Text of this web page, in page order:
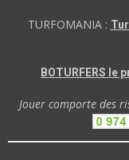
TURFOMANIA :
BOTURFERS le
Jouer comporte des